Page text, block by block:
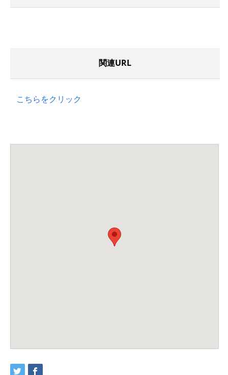
関連URL
こちらをクリック